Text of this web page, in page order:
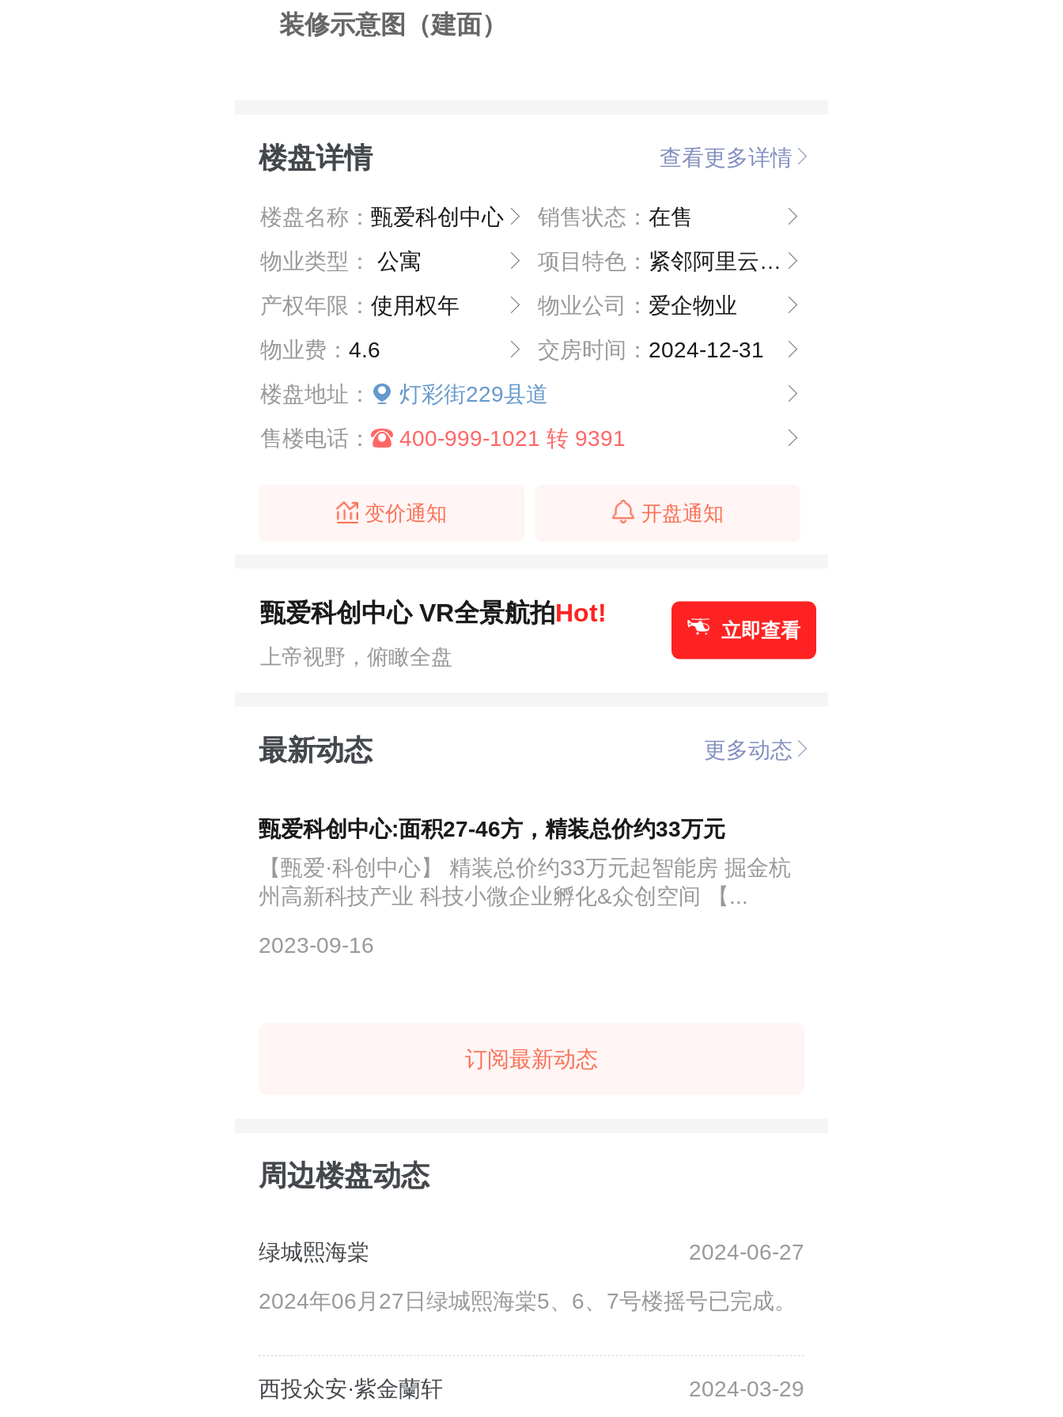
装修示意图（建面）
楼盘详情 查看更多详情
楼盘名称： 甄爱科创中心 销售状态： 在售
物业类型：
公寓 项目特色： 紧邻阿里云！菜鸟面对面！
产权年限： 使用权年 物业公司： 爱企物业
物业费： 4.6 交房时间： 2024-12-31
楼盘地址：
灯彩街229县道
售楼电话：
400-999-1021 转 9391
变价通知 开盘通知
甄爱科创中心 VR全景航拍Hot!
上帝视野，俯瞰全盘
立即查看
最新动态 更多动态
甄爱科创中心:面积27-46方，精装总价约33万元
【甄爱·科创中心】 精装总价约33万元起智能房 掘金杭
州高新科技产业 科技小微企业孵化&众创空间 【...
2023-09-16
订阅最新动态
周边楼盘动态
绿城熙海棠
2024-06-27
2024年06月27日绿城熙海棠5、6、7号楼摇号已完成。
西投众安·紫金蘭轩 2024-03-29